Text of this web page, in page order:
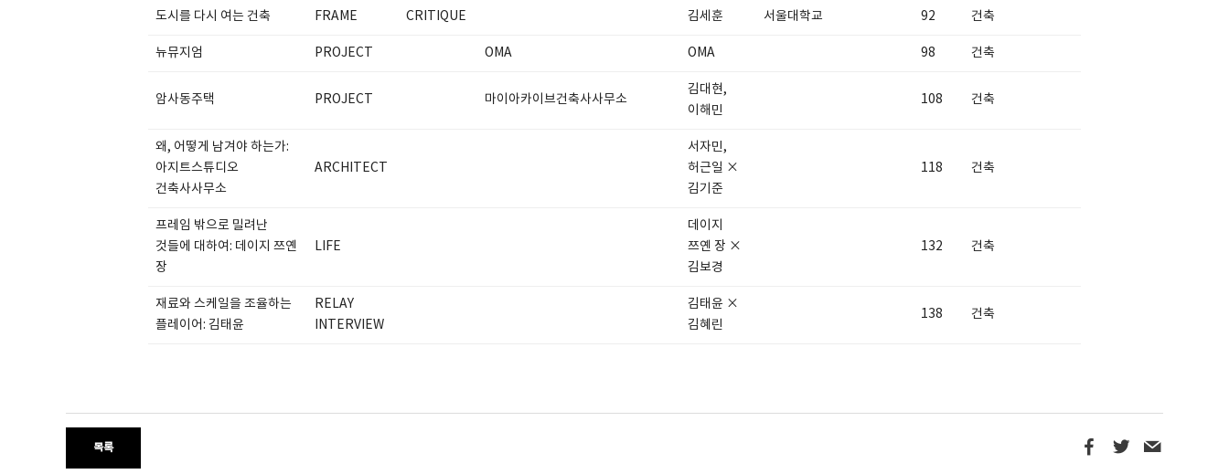
도시를 다시 여는 건축 FRAME CRITIQUE 김세훈 서울대학교 92 건축
뉴뮤지엄 PROJECT OMA OMA 98 건축
암사동주택 PROJECT 마이아카이브건축사사무소
김대현,
이해민
108 건축
왜, 어떻게 남겨야 하는가:
아지트스튜디오
건축사사무소
ARCHITECT
서자민,
허근일 ×
김기준
118 건축
프레임 밖으로 밀려난
것들에 대하여: 데이지 쯔옌
장
LIFE
데이지
쯔옌 장 ×
김보경
132 건축
재료와 스케일을 조율하는
플레이어: 김태윤
RELAY
INTERVIEW
김태윤 ×
김혜린
138 건축
목록